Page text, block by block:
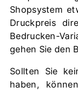
Shopsystem
Druckpreis
Bedrucken-
gehen Sie den
Sollten Sie
haben,